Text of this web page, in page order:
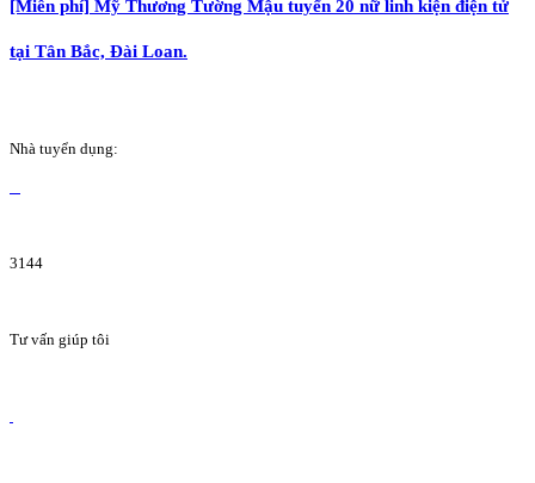
[Miễn phí] Mỹ Thương Tường Mậu tuyển 20 nữ linh kiện điện tử
tại Tân Bắc, Đài Loan.
Nhà tuyển dụng:
3144
Tư vấn giúp tôi